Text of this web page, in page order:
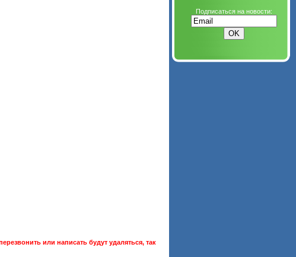
или написать будут удаляться, так
Подписаться на новости: